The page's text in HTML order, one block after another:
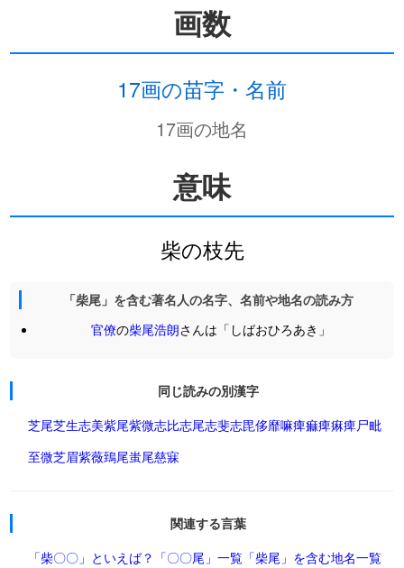
画数
17画の苗字・名前
17画の地名
意味
柴の枝先
「柴尾」を含む著名人の名字、名前や地名の読み方
官僚の柴尾浩朗さんは「しばおひろあき」
同じ読みの別漢字
芝尾芝生志美紫尾紫微志比志尾志斐志毘侈靡嘛痺痲痺痳痺尸毗
至微芝眉紫薇鵄尾蚩尾慈寐
関連する言葉
「柴〇〇」といえば？ 「〇〇尾」一覧 「柴尾」を含む地名一覧